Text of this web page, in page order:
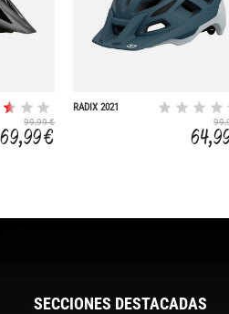
99,99 €
69,99 €
RADIX 2021
SECCIONES DESTACADAS